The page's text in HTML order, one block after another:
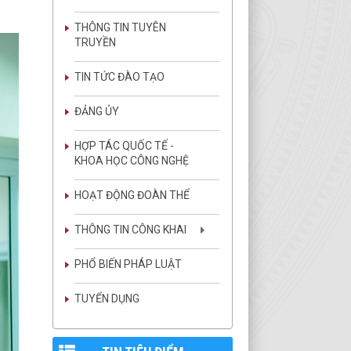
THÔNG TIN TUYÊN
TRUYỀN
TIN TỨC ĐÀO TẠO
ĐẢNG ỦY
HỢP TÁC QUỐC TẾ -
KHOA HỌC CÔNG NGHỆ
HOẠT ĐỘNG ĐOÀN THỂ
THÔNG TIN CÔNG KHAI
PHỔ BIẾN PHÁP LUẬT
TUYỂN DỤNG